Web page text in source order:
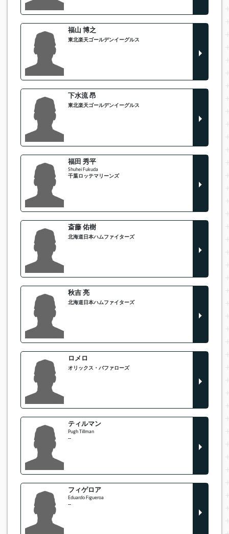
福山 博之
東北楽天ゴールデンイーグルス
下水流 昂
東北楽天ゴールデンイーグルス
福田 秀平
Shuhei Fukuda
千葉ロッテマリーンズ
斎藤 佑樹
北海道日本ハムファイターズ
秋吉 亮
北海道日本ハムファイターズ
ロメロ
オリックス・バファローズ
ティルマン
Pugh Tillman
--
フィゲロア
Eduardo Figueroa
--